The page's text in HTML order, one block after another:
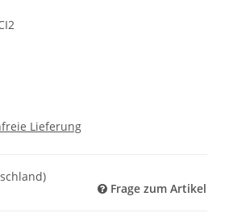
Lieferung
Frage zum Artikel